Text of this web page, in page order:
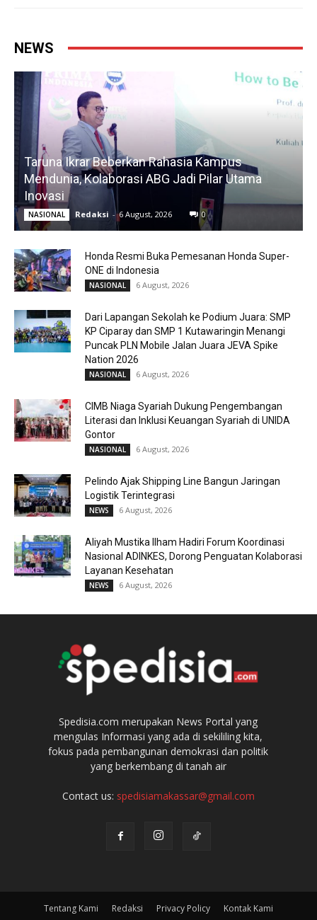
NEWS
Taruna Ikrar Beberkan Rahasia Kampus
Mendunia, Kolaborasi ABG Jadi Pilar Utama
Inovasi
NASIONAL Redaksi - 6 August, 2026 0
Honda Resmi Buka Pemesanan Honda Super-
ONE di Indonesia
NASIONAL 6 August, 2026
Dari Lapangan Sekolah ke Podium Juara: SMP
KP Ciparay dan SMP 1 Kutawaringin Menangi
Puncak PLN Mobile Jalan Juara JEVA Spike
Nation 2026
NASIONAL 6 August, 2026
CIMB Niaga Syariah Dukung Pengembangan
Literasi dan Inklusi Keuangan Syariah di UNIDA
Gontor
NASIONAL 6 August, 2026
Pelindo Ajak Shipping Line Bangun Jaringan
Logistik Terintegrasi
NEWS 6 August, 2026
Aliyah Mustika Ilham Hadiri Forum Koordinasi
Nasional ADINKES, Dorong Penguatan Kolaborasi
Layanan Kesehatan
NEWS 6 August, 2026
Spedisia.com merupakan News Portal yang
mengulas Informasi yang ada di sekililing kita,
fokus pada pembangunan demokrasi dan politik
yang berkembang di tanah air
Contact us: spedisiamakassar@gmail.com
Tentang Kami Redaksi Privacy Policy Kontak Kami